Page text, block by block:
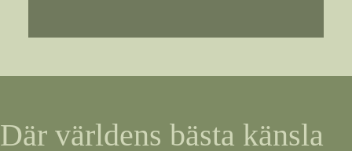
Där världens bästa känsla